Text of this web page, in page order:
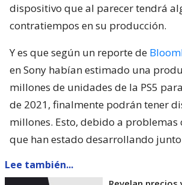
dispositivo que al parecer tendrá
contratiempos en su producción.
Y es que según un reporte de
en Sony habían estimado una
millones de unidades de la PS5
de 2021, finalmente podrán tener
millones. Esto, debido a problemas
que han estado desarrollando junto
Lee también...